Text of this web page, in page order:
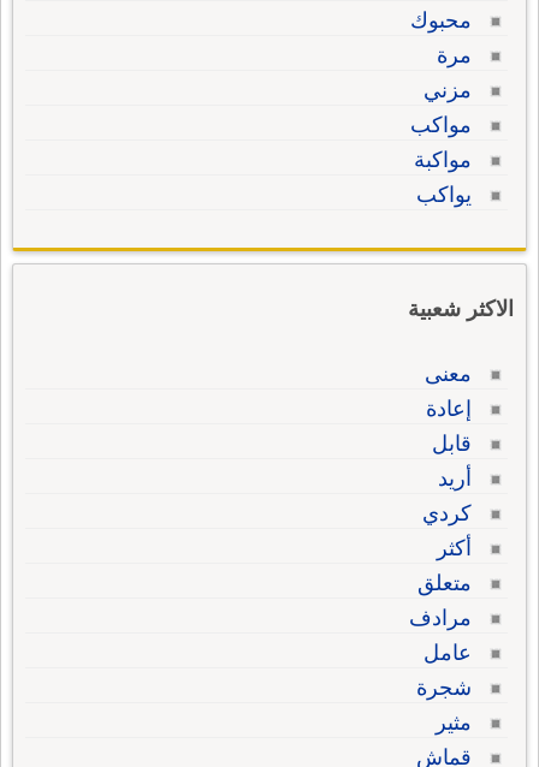
محبوك
مرة
مزني
مواكب
مواكبة
يواكب
الاكثر شعبية
معنى
إعادة
قابل
أريد
كردي
أكثر
متعلق
مرادف
عامل
شجرة
مثير
قماش